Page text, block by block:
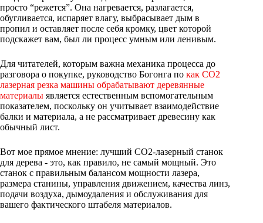
просто “режется”. Она нагревается, разлагается,
обугливается, испаряет влагу, выбрасывает дым в
пропил и оставляет после себя кромку, цвет которой
подскажет вам, был ли процесс умным или ленивым.
Для читателей, которым важна механика процесса до
разговора о покупке, руководство Богонга по как CO2
лазерная резка машины обрабатывают деревянные
материалы является естественным вспомогательным
показателем, поскольку он учитывает взаимодействие
балки и материала, а не рассматривает древесину как
обычный лист.
Вот мое прямое мнение: лучший CO2-лазерный станок
для дерева - это, как правило, не самый мощный. Это
станок с правильным балансом мощности лазера,
размера станины, управления движением, качества линз,
подачи воздуха, дымоудаления и обслуживания для
вашего фактического штабеля материалов.